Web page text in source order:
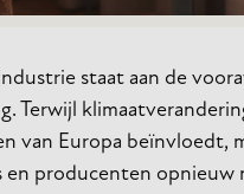
staat aan de
Terwijl
van Europa beïnvloedt,
en producenten opnieuw